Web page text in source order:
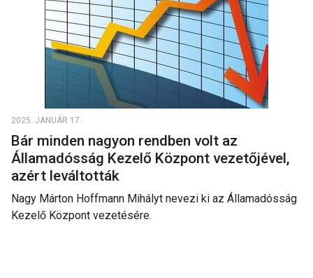
2025. JANUÁR 17.
Bár minden nagyon rendben volt az
Államadósság Kezelő Központ vezetőjével,
azért leváltották
Nagy Márton Hoffmann Mihályt nevezi ki az Államadósság
Kezelő Központ vezetésére.